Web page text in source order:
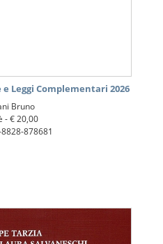
Leggi Complementari 2026
Bruno
-€ 20,00
878681